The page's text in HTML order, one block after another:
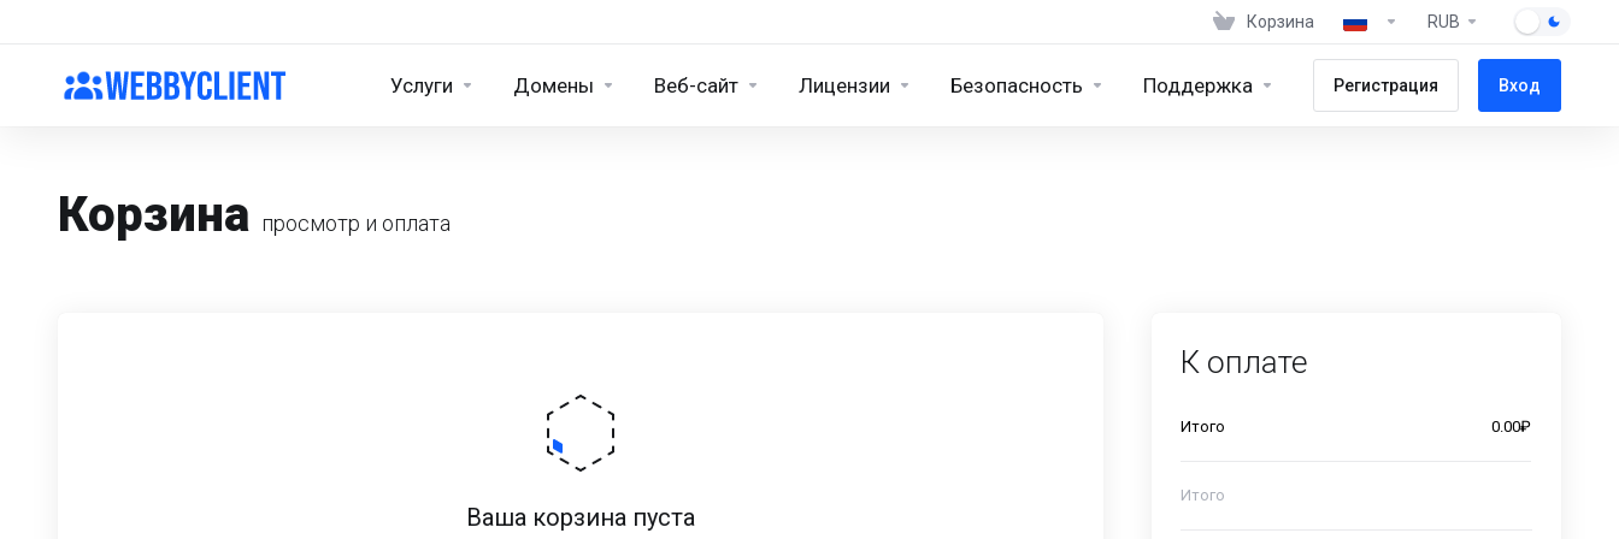
Корзина RUB
Услуги Домены Веб-сайт Лицензии Безопасность Поддержка Регистрация Вход
Корзина просмотр и оплата
Ваша корзина пуста
К оплате
Итого 0.00₽
Итого